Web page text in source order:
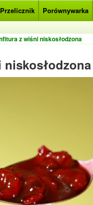
Przelicznik Porównywarka
z wiśni niskosłodzona